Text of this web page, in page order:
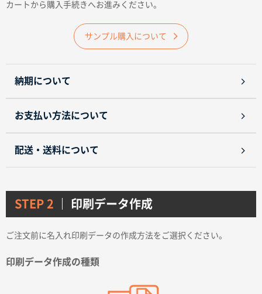
カートから購入手続きへお進みください。
サンプル購入について
納期について
お支払い方法について
配送・送料について
STEP 2 印刷データ作成
ご注文前に名入れ印刷データの作成方法をご選択ください。
印刷データ作成の種類